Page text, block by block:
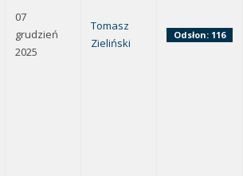
07
grudzień
2025
Tomasz
Zieliński
Odsłon: 116